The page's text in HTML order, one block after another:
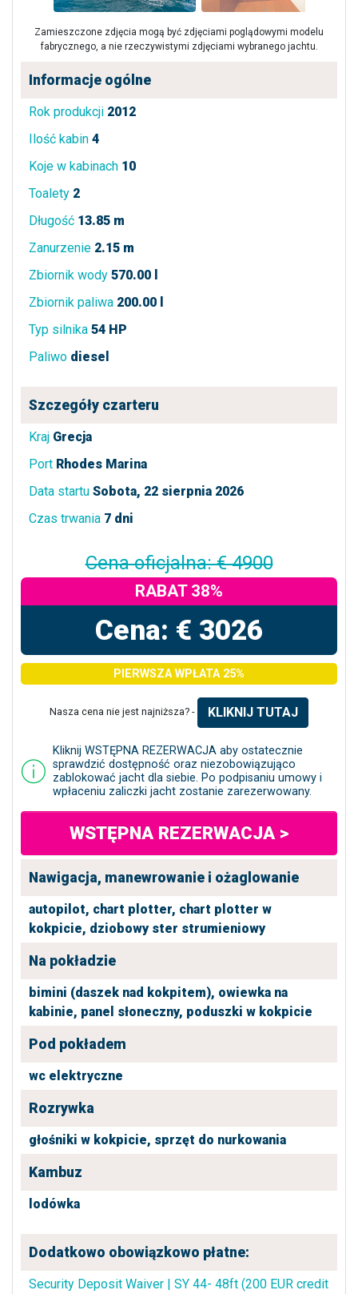
Zamieszczone zdjęcia mogą być zdjęciami poglądowymi modelu
fabrycznego, a nie rzeczywistymi zdjęciami wybranego jachtu.
Informacje ogólne
Rok produkcji 2012
Ilość kabin 4
Koje w kabinach 10
Toalety 2
Długość 13.85 m
Zanurzenie 2.15 m
Zbiornik wody 570.00 l
Zbiornik paliwa 200.00 l
Typ silnika 54 HP
Paliwo diesel
Szczegóły czarteru
Kraj Grecja
Port Rhodes Marina
Data startu Sobota, 22 sierpnia 2026
Czas trwania 7 dni
Cena oficjalna: € 4900
RABAT 38%
Cena: € 3026
PIERWSZA WPŁATA 25%
Nasza cena nie jest najniższa? - KLIKNIJ TUTAJ
Kliknij WSTĘPNA REZERWACJA aby ostatecznie
sprawdzić dostępność oraz niezobowiązująco
zablokować jacht dla siebie. Po podpisaniu umowy i
wpłaceniu zaliczki jacht zostanie zarezerwowany.
WSTĘPNA REZERWACJA >
Nawigacja, manewrowanie i ożaglowanie
autopilot, chart plotter, chart plotter w
kokpicie, dziobowy ster strumieniowy
Na pokładzie
bimini (daszek nad kokpitem), owiewka na
kabinie, panel słoneczny, poduszki w kokpicie
Pod pokładem
wc elektryczne
Rozrywka
głośniki w kokpicie, sprzęt do nurkowania
Kambuz
lodówka
Dodatkowo obowiązkowo płatne:
Security Deposit Waiver | SY 44- 48ft (200 EUR credit